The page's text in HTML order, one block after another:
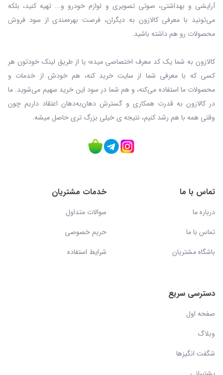
آرایشی و بهداشتی، صوتی تصویری و لوازم خودرو و... تهیه کنید، بلکه
می‌تونید با معرفی کالازون به دیگران، فرصت بهره‌مندی از سود فروش
محصولات رو هم داشته باشید.
کالازون به شما یک کد معرف اختصاصی میده؛ یا از طریق لینک خودتون هر
کسی که با معرفی شما از سایت خرید کنه، هم خودش از خدمات و
محصولات ما استفاده می‌کنه، و هم شما در سود این خرید سهیم می‌شوید. ما
در کالازون به قدرت همکاری و گسترش دهان‌به‌دهان اعتقاد داریم چون
وقتی همه با هم رشد کنیم، نتیجه ی خیلی بزرگ‌ تری حاصل میشه.
تماس با ما
درباره ما
تماس با ما
باشگاه مشتریان
خدمات مشتریان
سوالات متداول
حریم خصوصی
شرایط استفاده
دسترسی سریع
صفحه اول
وبلاگ
شگفت انگیزها